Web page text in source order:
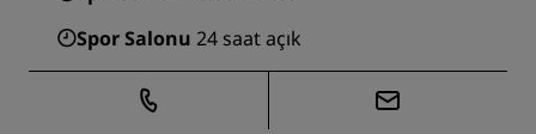
Spor Salonu 24 saat açık